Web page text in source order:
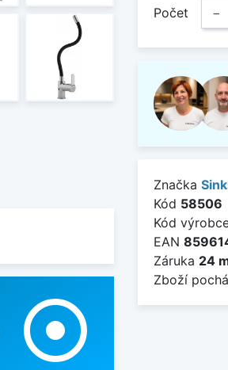
adjust
Počet −
Značka
Kód 58506
Kód
EAN
Záruka 24
Zboží